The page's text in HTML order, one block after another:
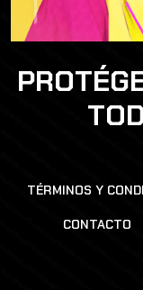
TÉRMINOS Y
CONTACTO